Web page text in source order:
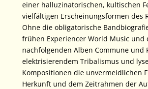
einer halluzinatorischen, kultischen
vielfältigen Erscheinungsformen des
Ohne die obligatorische
frühen Experiencer World Music und
nachfolgenden Alben Commune und
elektrisierendem Tribalismus und
Kompositionen die unvermeidlichen
Herkunft und dem Zeitrahmen der